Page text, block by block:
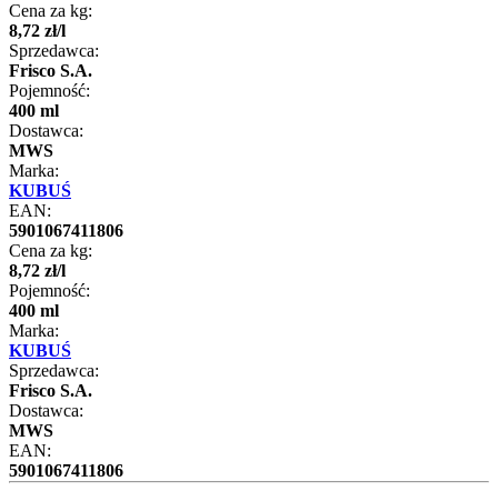
Cena za kg:
8,72 zł/l
Sprzedawca:
Frisco S.A.
Pojemność:
400 ml
Dostawca:
MWS
Marka:
KUBUŚ
EAN:
5901067411806
Cena za kg:
8,72 zł/l
Pojemność:
400 ml
Marka:
KUBUŚ
Sprzedawca:
Frisco S.A.
Dostawca:
MWS
EAN:
5901067411806